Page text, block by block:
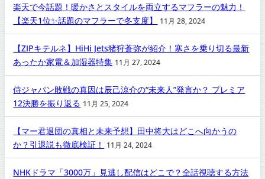
楽天で今話題！暖かさとスタイルを両立するマフラーの魅力！
【楽天1位✨話題のマフラーで冬支度】
11月 28, 2024
【ZIPキテルネ】HiHi Jets猪狩蒼弥が紹介！寒さを乗り切る最新
あったか家電＆加湿器特集 11月 27, 2024
侍ジャパン敗戦の真因は辰己涼介の“未来人”発言か？ プレミア
12決勝を振り返る 11月 25, 2024
【マー君退団の真相と未来予想】田中将大はどこへ向かうの
か？引退説も徹底検証！
11月 24, 2024
NHKドラマ「3000万」見逃し配信はどこで？全話視聴する方法